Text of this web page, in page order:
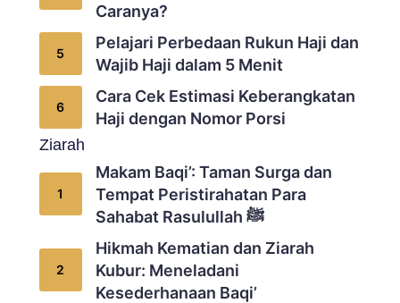
Caranya?
Pelajari Perbedaan Rukun Haji dan
Wajib Haji dalam 5 Menit
Cara Cek Estimasi Keberangkatan
Haji dengan Nomor Porsi
Ziarah
Makam Baqi’: Taman Surga dan
Tempat Peristirahatan Para
Sahabat Rasulullah ﷺ
Hikmah Kematian dan Ziarah
Kubur: Meneladani
Kesederhanaan Baqi’